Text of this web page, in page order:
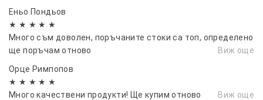
Създаден за ниско ниво на шум и висока
ефективност, този вентилатор осигурява
приятен и тих въздушен поток, без да ви
разсейва по време на работа, почивка или сън.
🔋 Дълъг живот на батерията и икономична
Еньо Пондьов
★ ★ ★ ★ ★
Много съм доволен, поръчаните стоки са топ, определено
ще поръчам отново
Виж още
Орце Римпопов
★ ★ ★ ★ ★
Много качествени продукти! Ще купим отново
Виж още